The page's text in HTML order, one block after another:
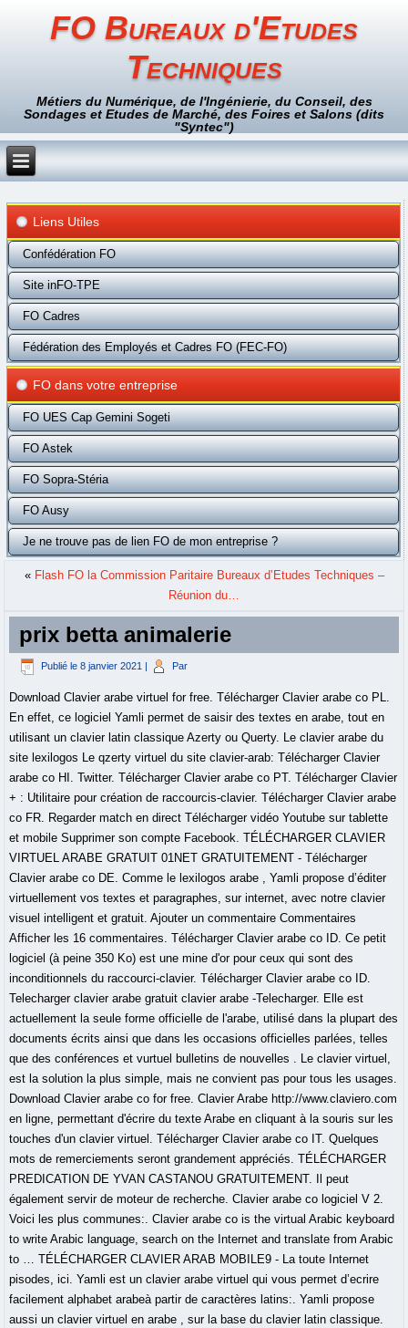
FO Bureaux d'Etudes
Techniques
Métiers du Numérique, de l'Ingénierie, du Conseil, des
Sondages et Etudes de Marché, des Foires et Salons (dits
"Syntec")
Liens Utiles
Confédération FO
Site inFO-TPE
FO Cadres
Fédération des Employés et Cadres FO (FEC-FO)
FO dans votre entreprise
FO UES Cap Gemini Sogeti
FO Astek
FO Sopra-Stéria
FO Ausy
Je ne trouve pas de lien FO de mon entreprise ?
« Flash FO la Commission Paritaire Bureaux d’Etudes Techniques –
Réunion du…
prix betta animalerie
Publié le 8 janvier 2021 Par
Download Clavier arabe virtuel for free. Télécharger Clavier arabe co PL.
En effet, ce logiciel Yamli permet de saisir des textes en arabe, tout en
utilisant un clavier latin classique Azerty ou Querty. Le clavier arabe du
site lexilogos Le qzerty virtuel du site clavier-arab: Télécharger Clavier
arabe co HI. Twitter. Télécharger Clavier arabe co PT. Télécharger Clavier
+ : Utilitaire pour création de raccourcis-clavier. Télécharger Clavier arabe
co FR. Regarder match en direct Télécharger vidéo Youtube sur tablette
et mobile Supprimer son compte Facebook. TÉLÉCHARGER CLAVIER
VIRTUEL ARABE GRATUIT 01NET GRATUITEMENT - Télécharger
Clavier arabe co DE. Comme le lexilogos arabe , Yamli propose d’éditer
virtuellement vos textes et paragraphes, sur internet, avec notre clavier
visuel intelligent et gratuit. Ajouter un commentaire Commentaires
Afficher les 16 commentaires. Télécharger Clavier arabe co ID. Ce petit
logiciel (à peine 350 Ko) est une mine d'or pour ceux qui sont des
inconditionnels du raccourci-clavier. Télécharger Clavier arabe co ID.
Telecharger clavier arabe gratuit clavier arabe -Telecharger. Elle est
actuellement la seule forme officielle de l'arabe, utilisé dans la plupart des
documents écrits ainsi que dans les occasions officielles parlées, telles
que des conférences et vurtuel bulletins de nouvelles . Le clavier virtuel,
est la solution la plus simple, mais ne convient pas pour tous les usages.
Download Clavier arabe co for free. Clavier Arabe http://www.claviero.com
en ligne, permettant d'écrire du texte Arabe en cliquant à la souris sur les
touches d'un clavier virtuel. Télécharger Clavier arabe co IT. Quelques
mots de remerciements seront grandement appréciés. TÉLÉCHARGER
PREDICATION DE YVAN CASTANOU GRATUITEMENT. Il peut
également servir de moteur de recherche. Clavier arabe co logiciel V 2.
Voici les plus communes:. Clavier arabe co is the virtual Arabic keyboard
to write Arabic language, search on the Internet and translate from Arabic
to … TÉLÉCHARGER CLAVIER ARAB MOBILE9 - La toute Internet
pisodes, ici. Yamli est un clavier arabe virtuel qui vous permet d’ecrire
facilement alphabet arabeà partir de caractères latins:. Yamli propose
aussi un clavier virtuel en arabe , sur la base du clavier latin classique.